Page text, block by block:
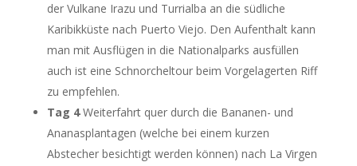
der Vulkane Irazu und Turrialba an die südliche
Karibikküste nach Puerto Viejo. Den Aufenthalt kann
man mit Ausflügen in die Nationalparks ausfüllen
auch ist eine Schnorcheltour beim Vorgelagerten Riff
zu empfehlen.
Tag 4 Weiterfahrt quer durch die Bananen- und
Ananasplantagen (welche bei einem kurzen
Abstecher besichtigt werden können) nach La Virgen